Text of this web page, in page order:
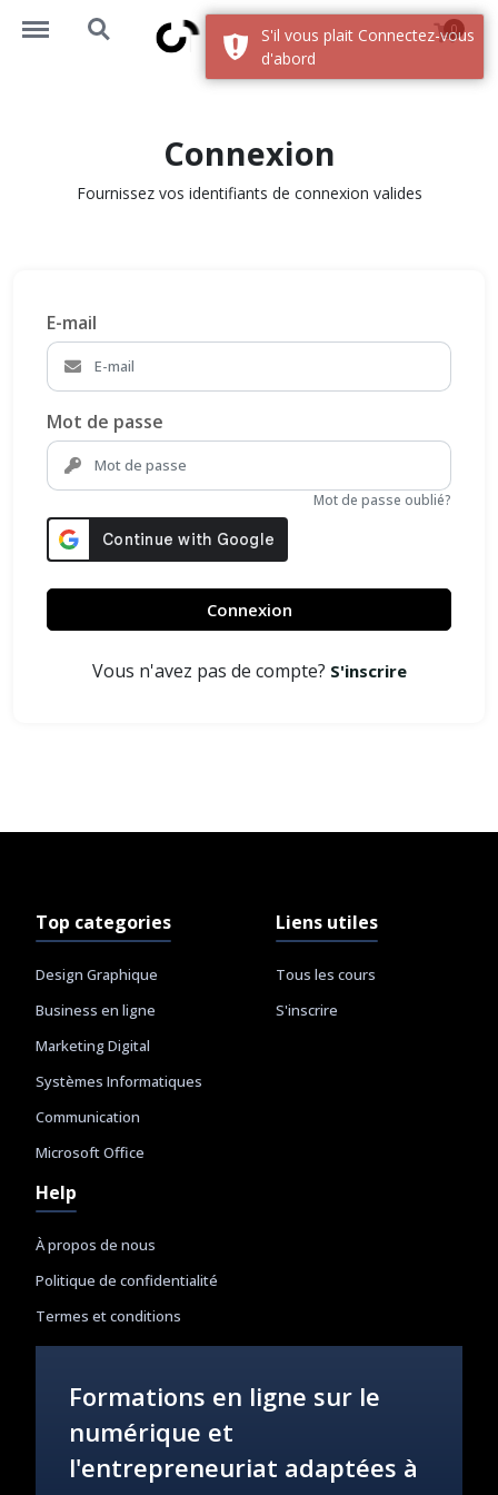
https://okademy.africa/menu
https://okademy.africa/search 0
Connexion
Fournissez vos identifiants de connexion valides
E-mail
Mot de passe
Mot de passe oublié?
Connexion
Vous n'avez pas de compte? S'inscrire
Top categories
Design Graphique
Business en ligne
Marketing Digital
Systèmes Informatiques
Communication
Microsoft Office
Liens utiles
Tous les cours
S'inscrire
Help
À propos de nous
Politique de confidentialité
Termes et conditions
Formations en ligne sur le
numérique et
l'entrepreneuriat adaptées à
S'il vous plait Connectez-vous
d'abord